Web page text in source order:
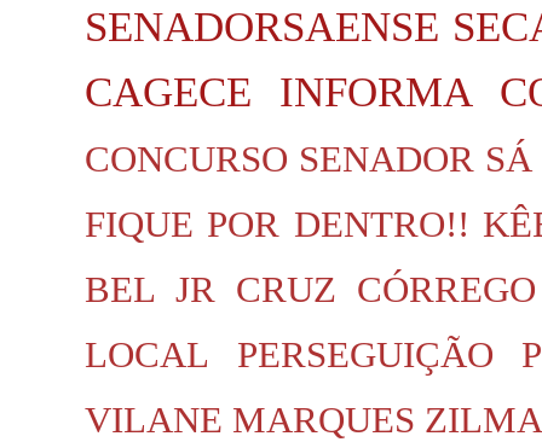
SENADORSAENSE
CAGECE INFORMA
CONCURSO SENADOR SÁ
FIQUE POR DENTRO!!
BEL JR CRUZ CÓRREGO
LOCAL
PERSEGUIÇÃO
VILANE MARQUES